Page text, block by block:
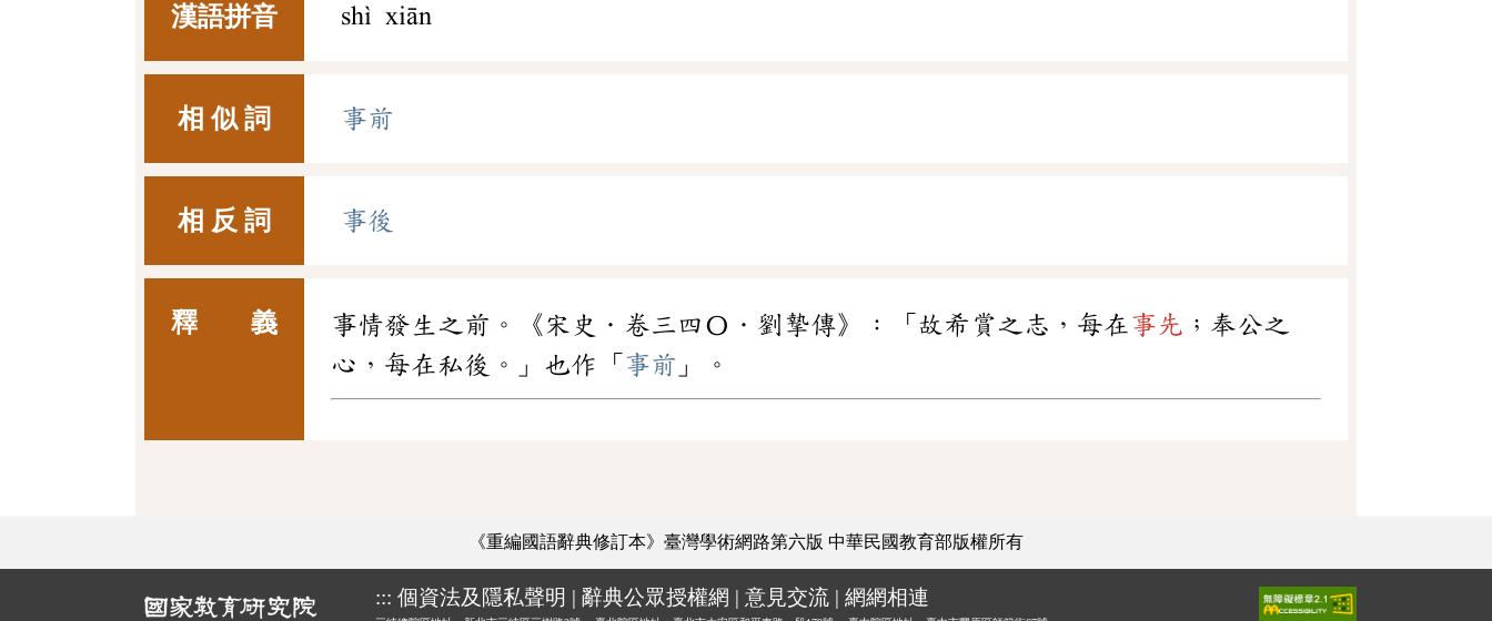
漢語拼音 shì xiān
相 似 詞 事前
相 反 詞 事後
釋 義 事情發生之前。《宋史．卷三四〇．劉摯傳》：「故希賞之志，每在事先 ；奉公之
心，每在私後。」也作「 事前 」。
《重編國語辭典修訂本》臺灣學術網路第六版 中華民國教育部版權所有
::: 個資法及隱私聲明 | 辭典公眾授權網 | 意見交流 | 網網相連